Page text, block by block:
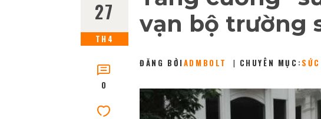
27
TH4
0
vạn bộ trường
ĐĂNG BỞI ADMBOLT CHUYÊN MỤC: